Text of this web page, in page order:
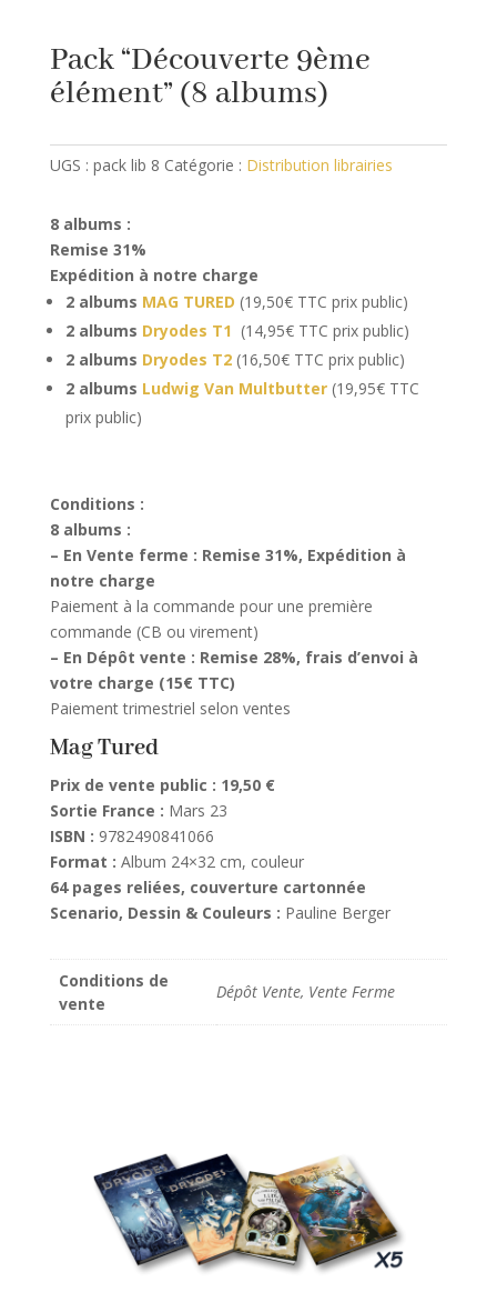
Pack “Découverte 9ème
élément” (8 albums)
UGS : pack lib 8 Catégorie : Distribution librairies
8 albums :
Remise 31%
Expédition à notre charge
2 albums MAG TURED (19,50€ TTC prix public)
2 albums Dryodes T1 (14,95€ TTC prix public)
2 albums Dryodes T2 (16,50€ TTC prix public)
2 albums Ludwig Van Multbutter (19,95€ TTC
prix public)
Conditions :
8 albums :
– En Vente ferme : Remise 31%, Expédition à
notre charge
Paiement à la commande pour une première
commande (CB ou virement)
– En Dépôt vente : Remise 28%, frais d’envoi à
votre charge (15€ TTC)
Paiement trimestriel selon ventes
Mag Tured
Prix de vente public : 19,50 €
Sortie France : Mars 23
ISBN : 9782490841066
Format : Album 24×32 cm, couleur
64 pages reliées, couverture cartonnée
Scenario, Dessin & Couleurs : Pauline Berger
Conditions de
vente
Dépôt Vente, Vente Ferme